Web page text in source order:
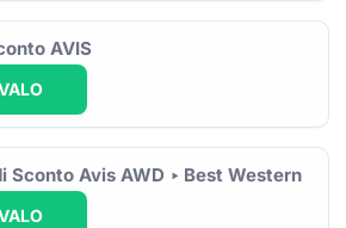
AVIS
Sconto Avis AWD ‣ Best Western